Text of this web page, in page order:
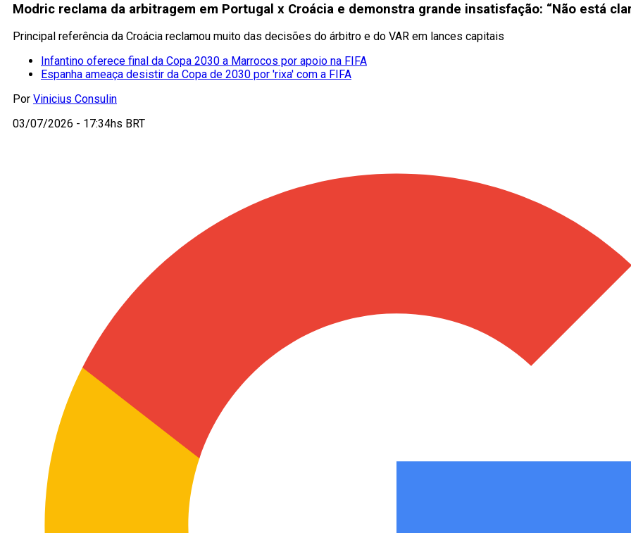
Modric reclama da arbitragem em Portugal x Croácia e demonstra grande insatisfação: “Não está
Principal referência da Croácia reclamou muito das decisões do árbitro e do VAR em lances capitais
Infantino oferece final da Copa 2030 a Marrocos por apoio na FIFA
Espanha ameaça desistir da Copa de 2030 por 'rixa' com a FIFA
Por Vinicius Consulin
03/07/2026 - 17:34hs BRT